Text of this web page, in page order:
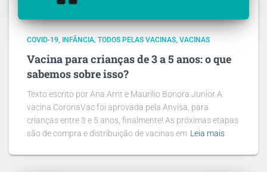
COVID-19 INFÂNCIA TODOS PELAS VACINAS VACINAS
Vacina para crianças de 3 a 5 anos: o que
sabemos sobre isso?
Texto escrito por Ana Arnt e Maurílio Bonora Junior A
vacina CoronaVac foi aprovada pela Anvisa, para
crianças entre 3 e 5 anos, finalmente! As próximas etapas
são de compra e distribuição de vacinas em Leia mais